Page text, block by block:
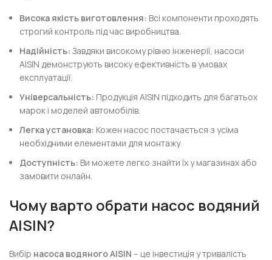
Висока якість виготовлення: Всі компоненти проходять
строгий контроль під час виробництва.
Надійність: Завдяки високому рівню інженерії, насоси
AISIN демонструють високу ефективність в умовах
експлуатації.
Універсальність: Продукція AISIN підходить для багатьох
марок і моделей автомобілів.
Легка установка: Кожен насос постачається з усіма
необхідними елементами для монтажу.
Доступність: Ви можете легко знайти їх у магазинах або
замовити онлайн.
Чому варто обрати насос водяний
AISIN?
Вибір насоса водяного AISIN – це інвестиція у тривалість